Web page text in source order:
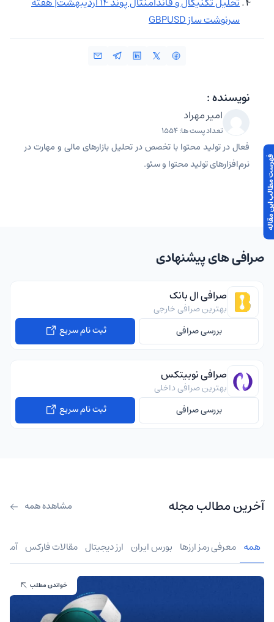
سرنوشت‌ ساز GBPUSD
نویسنده :
امیر مهراد
تعداد پست ها: 1554
فعال در تولید محتوا با تخصص در تحلیل بازارهای مالی و مهارت در
نرم‌افزارهای تولید محتوا و سئو.
مقاله
صرافی های پیشنهادی
صرافی ال بانک
بهترین صرافی خارجی
بررسی صرافی
ثبت نام سریع
صرافی نوبیتکس
بهترین صرافی داخلی
بررسی صرافی
ثبت نام سریع
آخرین مطالب مجله مشاهده همه
همه معرفی رمز ارزها بورس ایران ارز دیجیتال مقالات فارکس
خواندن مطلب